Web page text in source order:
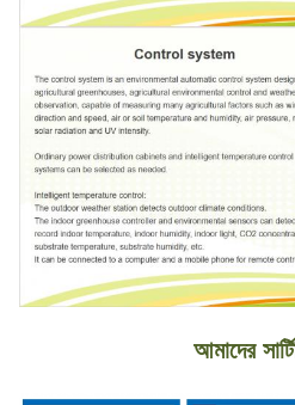
আমাদের